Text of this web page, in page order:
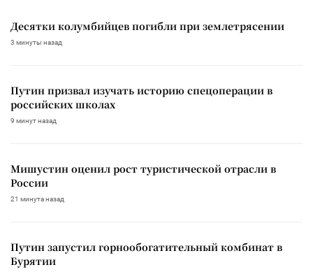
Десятки колумбийцев погибли при землетрясении
3 минуты назад
Путин призвал изучать историю спецоперации в
российских школах
9 минут назад
Мишустин оценил рост туристической отрасли в
России
21 минута назад
Путин запустил горнообогатительный комбинат в
Бурятии